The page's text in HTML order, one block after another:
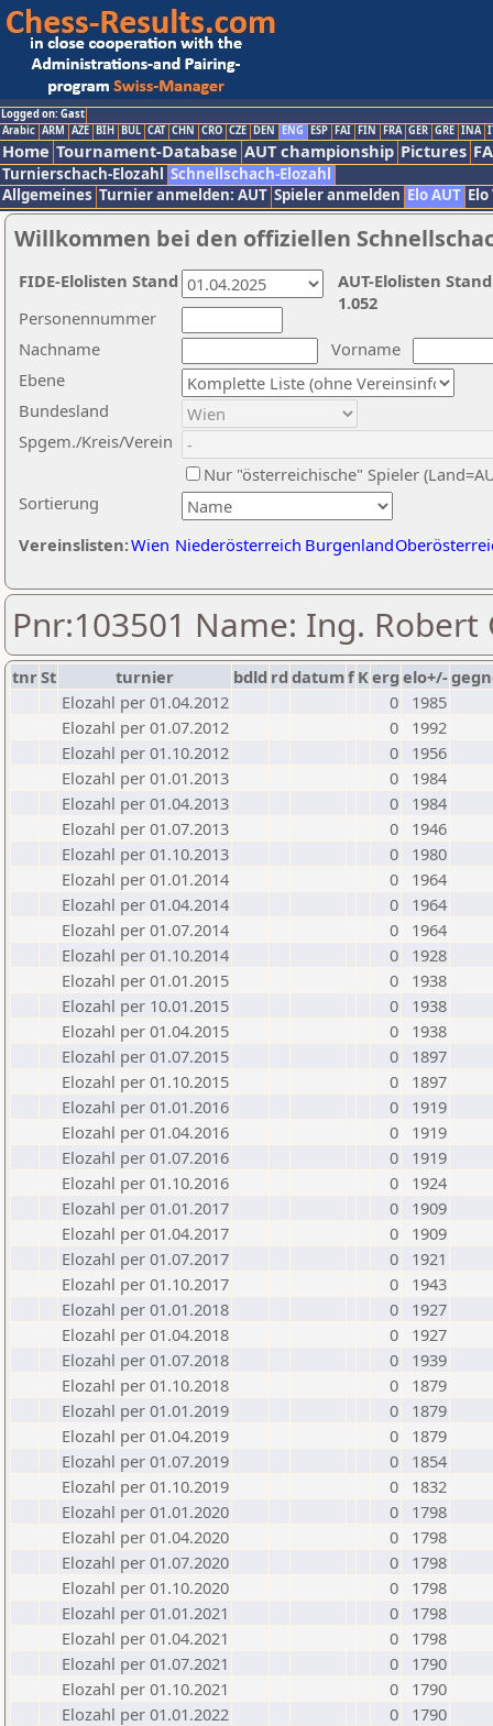
Logged on: Gast
Arabic ARM AZE BIH BUL CAT CHN CRO CZE DEN ENG ESP FAI FIN FRA GER GRE INA
Home Tournament-Database AUT championship Pictures
Turnierschach-Elozahl Schnellschach-Elozahl
Allgemeines Turnier anmelden: AUT Spieler anmelden Elo AUT
Willkommen bei den offiziellen
Nachname
Vorname
Ebene
Sortierung
Personennummer
Bundesland
Spgem./Kreis/Verein
Nur "österreichische" Spieler
Vereinslisten:Wien Niederösterreich Burgenland
AUT-Elolisten
1.052
FIDE-Elolisten Stand
Pnr:103501 Name: Ing.
tnrSt turnier bdld rd datumf Kerg elo+/-
Elozahl per 01.04.2012
0
1985
Elozahl per 01.07.2012
0
1992
Elozahl per 01.10.2012
0
1956
Elozahl per 01.01.2013
0
1984
Elozahl per 01.04.2013
0
1984
Elozahl per 01.07.2013
0
1946
Elozahl per 01.10.2013
0
1980
Elozahl per 01.01.2014
0
1964
Elozahl per 01.04.2014
0
1964
Elozahl per 01.07.2014
0
1964
Elozahl per 01.10.2014
0
1928
Elozahl per 01.01.2015
0
1938
Elozahl per 10.01.2015
0
1938
Elozahl per 01.04.2015
0
1938
Elozahl per 01.07.2015
0
1897
Elozahl per 01.10.2015
0
1897
Elozahl per 01.01.2016
0
1919
Elozahl per 01.04.2016
0
1919
Elozahl per 01.07.2016
0
1919
Elozahl per 01.10.2016
0
1924
Elozahl per 01.01.2017
0
1909
Elozahl per 01.04.2017
0
1909
Elozahl per 01.07.2017
0
1921
Elozahl per 01.10.2017
0
1943
Elozahl per 01.01.2018
0
1927
Elozahl per 01.04.2018
0
1927
Elozahl per 01.07.2018
0
1939
Elozahl per 01.10.2018
0
1879
Elozahl per 01.01.2019
0
1879
Elozahl per 01.04.2019
0
1879
Elozahl per 01.07.2019
0
1854
Elozahl per 01.10.2019
0
1832
Elozahl per 01.01.2020
0
1798
Elozahl per 01.04.2020
0
1798
Elozahl per 01.07.2020
0
1798
Elozahl per 01.10.2020
0
1798
Elozahl per 01.01.2021
0
1798
Elozahl per 01.04.2021
0
1798
Elozahl per 01.07.2021
0
1790
Elozahl per 01.10.2021
0
1790
Elozahl per 01.01.2022
0
1790